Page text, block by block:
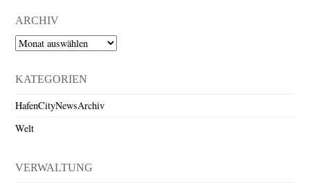
ARCHIV
Archiv
KATEGORIEN
HafenCityNewsArchiv
Welt
VERWALTUNG